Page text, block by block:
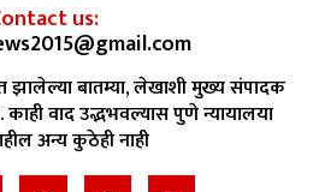
us:
झालेल्या बातम्या, लेखाशी मुख्य संपादक
वाद उद्भभवल्यास पुणे न्यायालया
अन्य कुठेही नाही